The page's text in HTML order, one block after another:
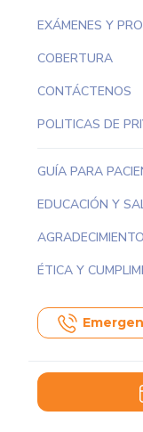
EXÁMENES Y
COBERTURA
CONTÁCTENOS
POLITICAS DE
GUÍA PARA
EDUCACIÓN Y
ÉTICA Y